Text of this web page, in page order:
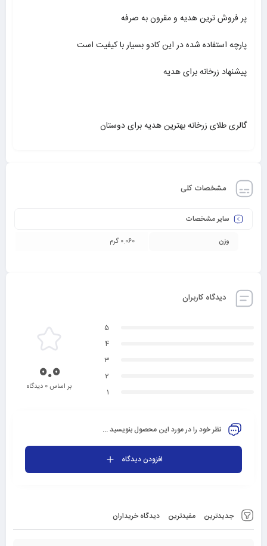
پر فروش ترین هدیه و مقرون به صرفه
پارچه استفاده شده در این کادو بسیار با کیفیت است
پیشنهاد زرخانه برای هدیه
گالری طلای زرخانه بهترین هدیه برای دوستان
مشخصات کلی
سایر مشخصات
وزن 0.060 گرم
دیدگاه کاربران
جدیدترین مفیدترین دیدگاه خریداران
5
4
3
2
1
0.0بر اساس 0 دیدگاه
نظر خود را در مورد این محصول بنویسید ...
افزودن دیدگاه